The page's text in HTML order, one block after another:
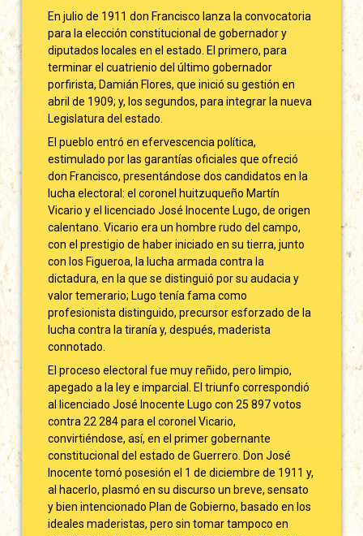
En julio de 1911 don Francisco lanza la convocatoria
para la elección constitucional de gobernador y
diputados locales en el estado. El primero, para
terminar el cuatrienio del último gobernador
porfirista, Damián Flores, que inició su gestión en
abril de 1909; y, los segundos, para integrar la nueva
Legislatura del estado.
El pueblo entró en efervescencia política,
estimulado por las garantías oficiales que ofreció
don Francisco, presentándose dos candidatos en la
lucha electoral: el coronel huitzuqueño Martín
Vicario y el licenciado José Inocente Lugo, de origen
calentano. Vicario era un hombre rudo del campo,
con el prestigio de haber iniciado en su tierra, junto
con los Figueroa, la lucha armada contra la
dictadura, en la que se distinguió por su audacia y
valor temerario; Lugo tenía fama como
profesionista distinguido, precursor esforzado de la
lucha contra la tiranía y, después, maderista
connotado.
El proceso electoral fue muy reñido, pero limpio,
apegado a la ley e imparcial. El triunfo correspondió
al licenciado José Inocente Lugo con 25 897 votos
contra 22 284 para el coronel Vicario,
convirtiéndose, así, en el primer gobernante
constitucional del estado de Guerrero. Don José
Inocente tomó posesión el 1 de diciembre de 1911 y,
al hacerlo, plasmó en su discurso un breve, sensato
y bien intencionado Plan de Gobierno, basado en los
ideales maderistas, pero sin tomar tampoco en